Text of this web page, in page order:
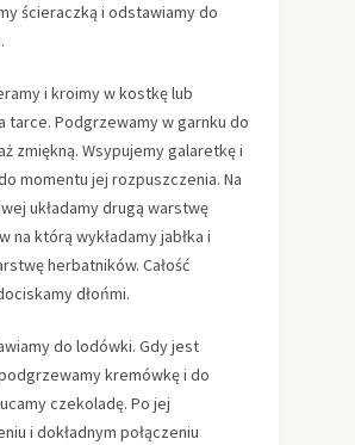
ścieraczką i odstawiamy do
i kroimy w kostkę lub
tarce. Podgrzewamy w garnku do
zmiękną. Wsypujemy galaretkę i
momentu jej rozpuszczenia. Na
układamy drugą warstwę
na którą wykładamy jabłka i
herbatników. Całość
dłońmi.
do lodówki. Gdy jest
kremówkę i do
czekoladę. Po jej
i dokładnym połączeniu